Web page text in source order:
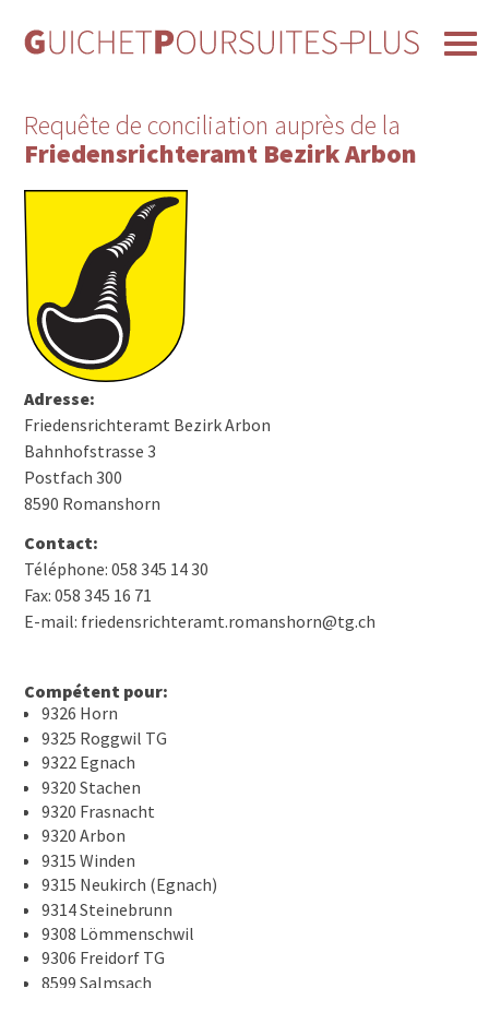
Requête de conciliation auprès de la
Friedensrichteramt Bezirk Arbon
Adresse:
Friedensrichteramt Bezirk Arbon
Bahnhofstrasse 3
Postfach 300
8590 Romanshorn
Contact:
Téléphone: 058 345 14 30
Fax: 058 345 16 71
E-mail: friedensrichteramt.romanshorn@tg.ch
Compétent pour:
9326 Horn
9325 Roggwil TG
9322 Egnach
9320 Stachen
9320 Frasnacht
9320 Arbon
9315 Winden
9315 Neukirch (Egnach)
9314 Steinebrunn
9308 Lömmenschwil
9306 Freidorf TG
8599 Salmsach